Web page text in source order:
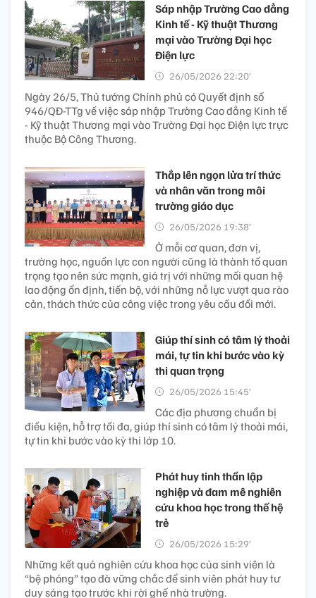
Sáp nhập Trường Cao đẳng
Kinh tế - Kỹ thuật Thương
mại vào Trường Đại học
Điện lực
26/05/2026 22:20’
Ngày 26/5, Thủ tướng Chính phủ có Quyết định số
946/QĐ-TTg về việc sáp nhập Trường Cao đẳng Kinh tế
- Kỹ thuật Thương mại vào Trường Đại học Điện lực trực
thuộc Bộ Công Thương.
Thắp lên ngọn lửa trí thức
và nhân văn trong môi
trường giáo dục
26/05/2026 19:38’
Ở mỗi cơ quan, đơn vị,
trường học, nguồn lực con người cũng là thành tố quan
trọng tạo nên sức mạnh, giá trị với những mối quan hệ
lao động ổn định, tiến bộ, với những nỗ lực vượt qua rào
cản, thách thức của công việc trong yêu cầu đổi mới.
Giúp thí sinh có tâm lý thoải
mái, tự tin khi bước vào kỳ
thi quan trọng
26/05/2026 15:45’
Các địa phương chuẩn bị
điều kiện, hỗ trợ tối đa, giúp thí sinh có tâm lý thoải mái,
tự tin khi bước vào kỳ thi lớp 10.
Phát huy tinh thần lập
nghiệp và đam mê nghiên
cứu khoa học trong thế hệ
trẻ
26/05/2026 15:29’
Những kết quả nghiên cứu khoa học của sinh viên là
“bệ phóng” tạo đà vững chắc để sinh viên phát huy tư
duy sáng tạo trước khi rời ghế nhà trường.